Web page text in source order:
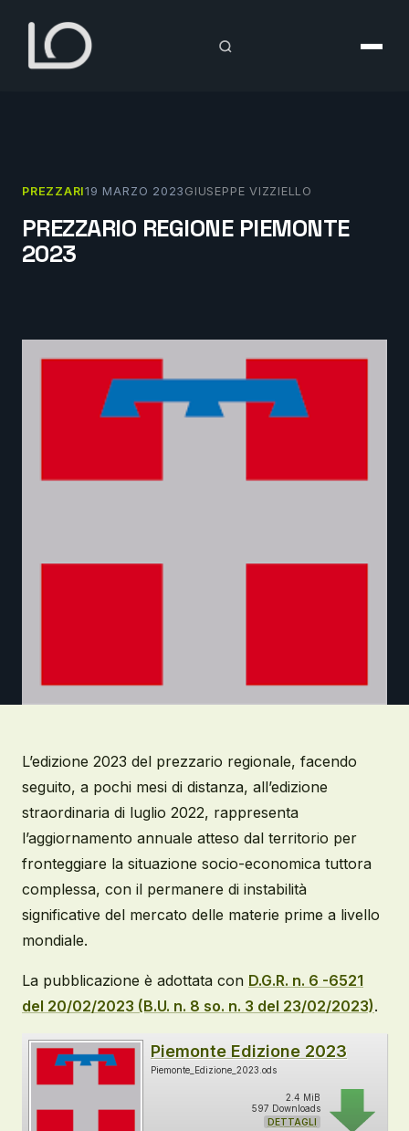
contenuto
PREZZARI19 MARZO 2023 GIUSEPPE VIZZIELLO
PREZZARIO REGIONE PIEMONTE
2023
L’edizione 2023 del prezzario regionale, facendo
seguito, a pochi mesi di distanza, all’edizione
straordinaria di luglio 2022, rappresenta
l’aggiornamento annuale atteso dal territorio per
fronteggiare la situazione socio-economica tuttora
complessa, con il permanere di instabilità
significative del mercato delle materie prime a livello
mondiale.
La pubblicazione è adottata con D.G.R. n. 6 -6521
del 20/02/2023 (B.U. n. 8 so. n. 3 del 23/02/2023).
Piemonte Edizione 2023
Piemonte_Edizione_2023.ods
2.4 MiB
597 Downloads
DETTAGLI